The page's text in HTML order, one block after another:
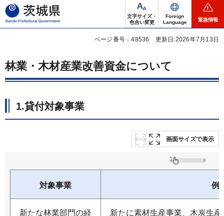
茨城県
文字サイズ・
色合い変更
Foreign
Language
緊急情報
ページ番号：48536 更新日:2026年7月13日
林業・木材産業改善資金について
1.貸付対象事業
画面サイズで表示
対象事業 例
新たな林業部門の経
新たに素材生産事業、木炭生